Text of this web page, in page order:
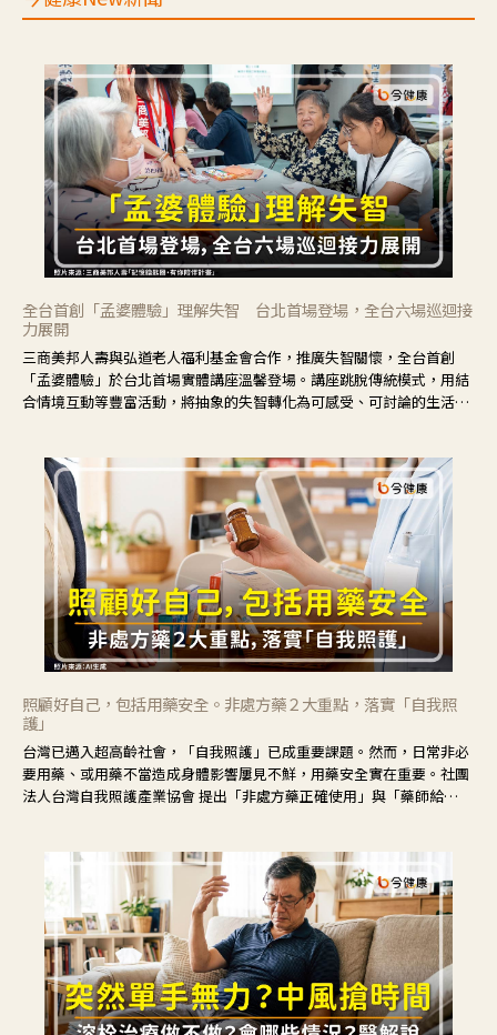
全台首創「孟婆體驗」理解失智 台北首場登場，全台六場巡迴接
力展開
三商美邦人壽與弘道老人福利基金會合作，推廣失智關懷，全台首創
「孟婆體驗」於台北首場實體講座溫馨登場。講座跳脫傳統模式，用結
合情境互動等豐富活動，將抽象的失智轉化為可感受、可討論的生活情
照顧好自己，包括用藥安全。非處方藥２大重點，落實「自我照
護」
台灣已邁入超高齡社會，「自我照護」已成重要課題。然而，日常非必
要用藥、或用藥不當造成身體影響屢見不鮮，用藥安全實在重要。社團
法人台灣自我照護產業協會 提出「非處方藥正確使用」與「藥師給